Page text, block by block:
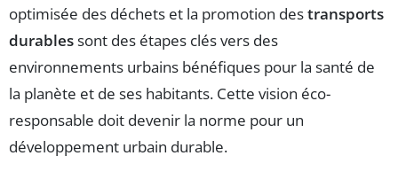
optimisée des déchets et la promotion destransports
durablessont des étapes clés vers des
environnements urbains bénéfiques pour la santé de
la planète et de ses habitants. Cette vision éco-
responsable doit devenir la norme pour un
développement urbain durable.